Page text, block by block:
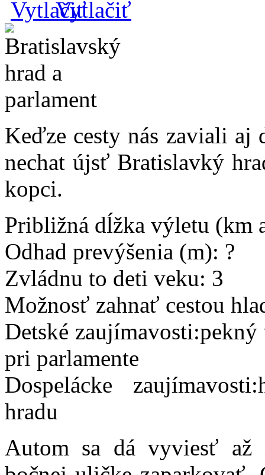
Vytlačiť
Keďze cesty nás zaviali aj
nechat újsť Bratislavký
kopci.
Približná dĺžka výletu (km
Odhad prevýšenia (m): ?
Zvládnu to deti veku: 3
Možnosť zahnať cestou
Detské
pri parlamente
Dospelácke
hradu
Autom sa dá vyviesť až